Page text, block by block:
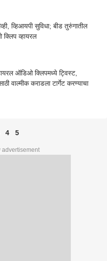
व्हिआयपी सुविधा; बीड तुरुंगातील
व्हायरल
ऑडिओ क्लिपमध्ये ट्विस्ट,
वाल्मीक कराडला टार्गेट करण्याचा
4 5